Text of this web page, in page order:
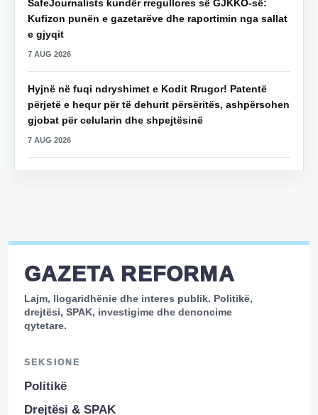
SafeJournalists kundër rregullores së GJKKO-së:
Kufizon punën e gazetarëve dhe raportimin nga sallat
e gjyqit
7 AUG 2026
Hyjnë në fuqi ndryshimet e Kodit Rrugor! Patentë
përjetë e hequr për të dehurit përsëritës, ashpërsohen
gjobat për celularin dhe shpejtësinë
7 AUG 2026
GAZETA REFORMA
Lajm, llogaridhënie dhe interes publik. Politikë,
drejtësi, SPAK, investigime dhe denoncime
qytetare.
SEKSIONE
Politikë
Drejtësi & SPAK